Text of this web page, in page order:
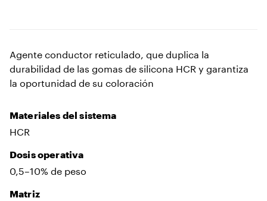
Agente conductor reticulado, que duplica la
durabilidad de las gomas de silicona HCR y garantiza
la oportunidad de su coloración
Materiales del sistema
HCR
Dosis operativa
0,5–10% de peso
Matriz